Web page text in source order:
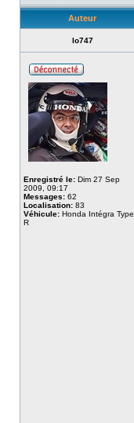
Auteur
lo747
Enregistré le: Dim 27 Sep
2009, 09:17
Messages: 62
Localisation: 83
Véhicule: Honda Intégra Type
R